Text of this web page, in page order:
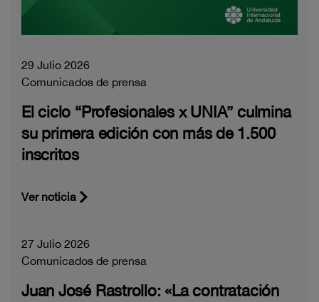
29 Julio 2026
Comunicados de prensa
El ciclo “Profesionales x UNIA” culmina
su primera edición con más de 1.500
inscritos
Ver noticia
27 Julio 2026
Comunicados de prensa
Juan José Rastrollo: «La contratación